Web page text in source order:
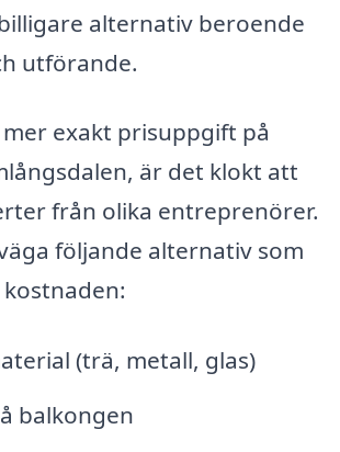
alternativ beroende
utförande.
exakt prisuppgift på
är det klokt att
från olika entreprenörer.
följande alternativ som
(trä, metall, glas)
balkongen